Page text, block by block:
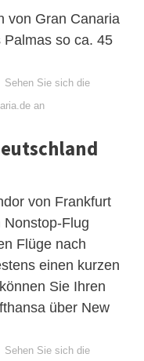
von Gran Canaria
so ca. 45
Sehen Sie sich die
an
von Frankfurt
Flug
Flüge nach
einen kurzen
Sie Ihren
über New
Sehen Sie sich die